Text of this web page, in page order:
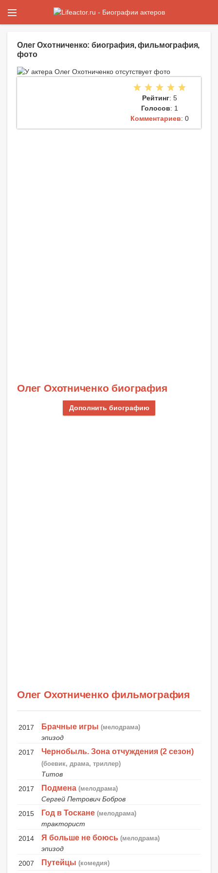
Олег Охотниченко: биография, фильмография,
фото
Рейтинг: 5
Голосов: 1
Комментариев: 0
Олег Охотниченко биография
Дополнить биографию
Олег Охотниченко фильмография
2017 Брачные игры (мелодрама)
эпизод
2017
Чернобыль. Зона отчуждения (2 сезон)
(боевик, драма, триллер)
Титов
2017
Подмена (мелодрама)
Сергей Петрович Бобров
2015
Год в Тоскане (мелодрама)
тракторист
2014
Я больше не боюсь (мелодрама)
эпизод
2007
Путейцы (комедия)